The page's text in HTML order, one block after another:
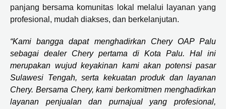
panjang bersama komunitas lokal melalui layanan yang
profesional, mudah diakses, dan berkelanjutan.
“Kami bangga dapat menghadirkan Chery OAP Palu
sebagai dealer Chery pertama di Kota Palu. Hal ini
merupakan wujud keyakinan kami akan potensi pasar
Sulawesi Tengah, serta kekuatan produk dan layanan
Chery. Bersama Chery, kami berkomitmen menghadirkan
layanan penjualan dan purnajual yang profesional,